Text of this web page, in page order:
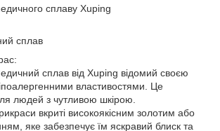
сплаву Xuping
сплав
сплав від Xuping відомий своєю
властивостями. Це
людей з чутливою шкірою.
вкриті високоякісним золотим або
яке забезпечує їм яскравий блиск та